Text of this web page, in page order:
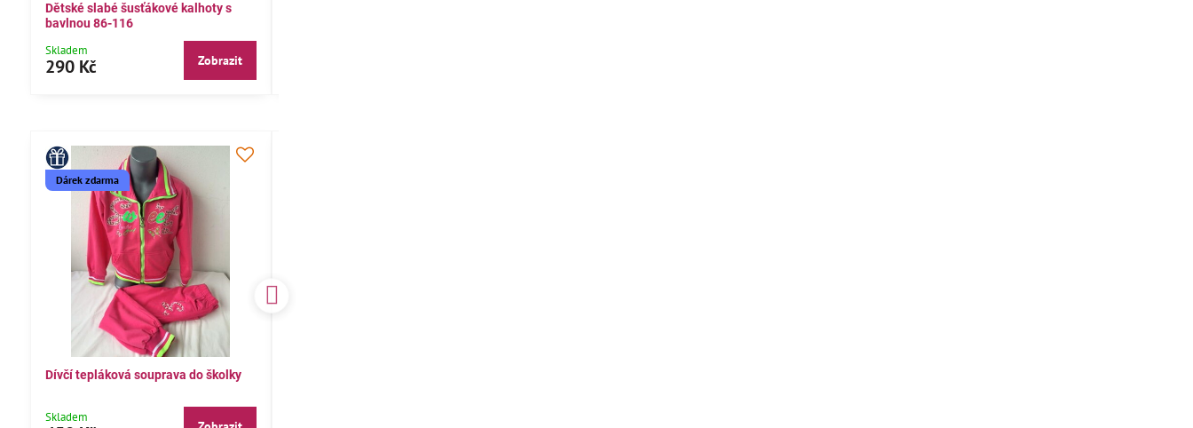
Dětské slabé šusťákové kalhoty s
bavlnou 86-116
Skladem
290 Kč Zobrazit
Dárek zdarma
Dívčí tepláková souprava do školky
Skladem